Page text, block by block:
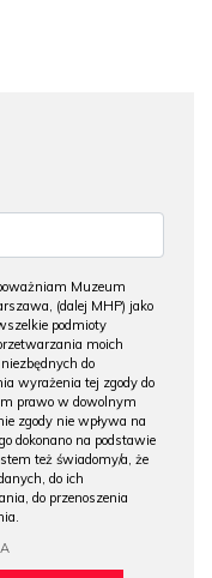
Muzeum
(dalej MHP) jako
podmioty
moich
do
wyrażenia tej zgody do
prawo w dowolnym
zgody nie wpływa na
dokonano na podstawie
też świadomy/a, że
do ich
do przenoszenia